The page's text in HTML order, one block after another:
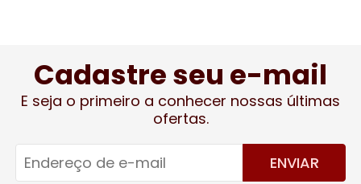
Cadastre seu e-mail
E seja o primeiro a conhecer nossas últimas
ofertas.
ENVIAR